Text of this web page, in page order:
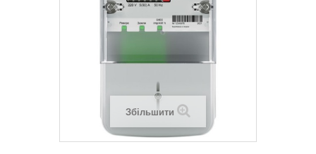
Збільшити